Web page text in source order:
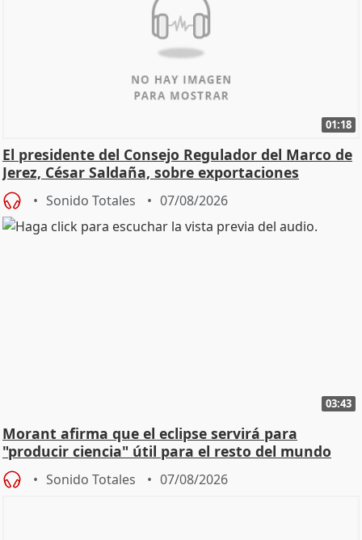
01:18
El presidente del Consejo Regulador del Marco de
Jerez, César Saldaña, sobre exportaciones
Sonido Totales 07/08/2026
03:43
Morant afirma que el eclipse servirá para
"producir ciencia" útil para el resto del mundo
Sonido Totales 07/08/2026